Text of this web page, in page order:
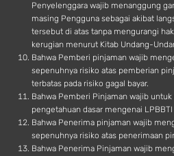
Penyelenggara wajib menanggung
masing Pengguna sebagai akibat
tersebut di atas tanpa mengurangi
kerugian menurut Kitab Undang-
Bahwa Pemberi pinjaman wajib
sepenuhnya risiko atas pemberian
terbatas pada risiko gagal bayar.
Bahwa Pemberi Pinjaman wajib
pengetahuan dasar mengenai
Bahwa Penerima pinjaman wajib
sepenuhnya risiko atas penerimaan
Bahwa Penerima Pinjaman wajib